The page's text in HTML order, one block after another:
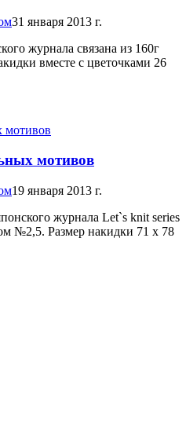
31 января 2013 г.
журнала связана из 160г
вместе с цветочками 26
мотивов
19 января 2013 г.
журнала Let`s knit series
№2,5. Размер накидки 71 х 78